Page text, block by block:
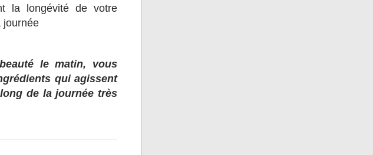
la longévité de votre
journée
le matin, vous
qui agissent
de la journée très